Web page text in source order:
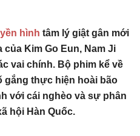
hình tâm lý giật gân mới
Kim Go Eun, Nam Ji
vai chính. Bộ phim kể về
gắng thực hiện hoài bão
với cái nghèo và sự phân
hội Hàn Quốc.